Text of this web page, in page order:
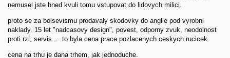
nemusel jste hned kvuli tomu vstupovat do lidovych milici.
proto se za bolsevismu prodavaly skodovky do anglie pod vyrobni
naklady. 15 let "nadcasovy design", povest, odporny zvuk, neodolnost
proti rzi, servis ... to byla cena prace pozlacenych ceskych rucicek.
cena na trhu je dana trhem, jak jednoduche.